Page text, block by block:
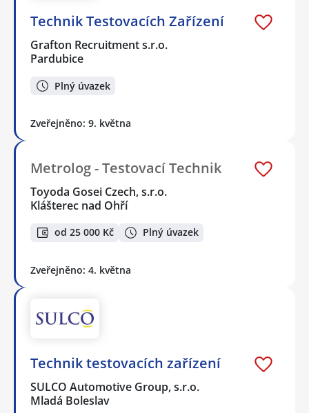
Technik Testovacích Zařízení
Grafton Recruitment s.r.o.
Pardubice
Plný úvazek
Zveřejněno: 9. května
Metrolog - Testovací Technik
Toyoda Gosei Czech, s.r.o.
Klášterec nad Ohří
od 25 000 Kč Plný úvazek
Zveřejněno: 4. května
Technik testovacích zařízení
SULCO Automotive Group, s.r.o.
Mladá Boleslav